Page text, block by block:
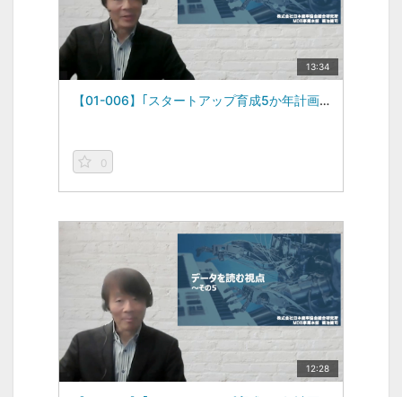
13:34
【01-006】｢スタートアップ育成5か年計画｣・続編 -データを読む視点vol.6-（2022/12/26）
0
12:28